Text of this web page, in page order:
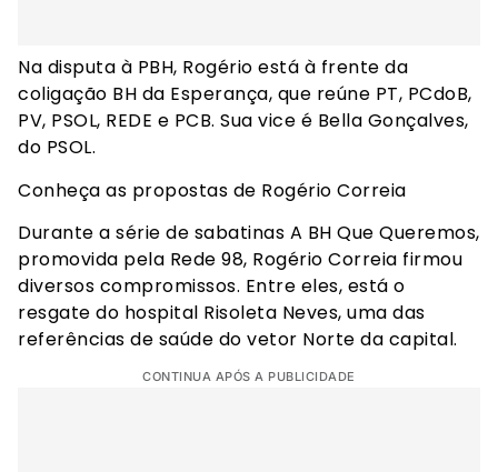
Na disputa à PBH, Rogério está à frente da
coligação BH da Esperança, que reúne PT, PCdoB,
PV, PSOL, REDE e PCB. Sua vice é Bella Gonçalves,
do PSOL.
Conheça as propostas de Rogério Correia
Durante a série de sabatinas A BH Que Queremos,
promovida pela Rede 98, Rogério Correia firmou
diversos compromissos. Entre eles, está o
resgate do hospital Risoleta Neves, uma das
referências de saúde do vetor Norte da capital.
CONTINUA APÓS A PUBLICIDADE